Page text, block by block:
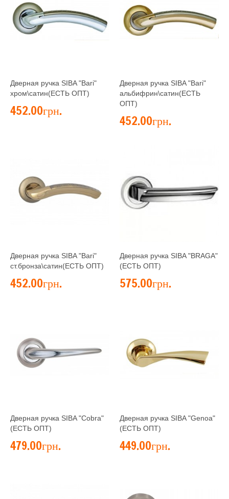
Дверная ручка SIBA "Bari"
хром\сатин(ЕСТЬ ОПТ)
452.00грн.
Дверная ручка SIBA "Bari"
альбифрин\сатин(ЕСТЬ
ОПТ)
452.00грн.
Дверная ручка SIBA "Bari"
ст.бронза\сатин(ЕСТЬ ОПТ)
452.00грн.
Дверная ручка SIBA "BRAGA"
(ЕСТЬ ОПТ)
575.00грн.
Дверная ручка SIBA "Cobra"
(ЕСТЬ ОПТ)
479.00грн.
Дверная ручка SIBA "Genoa"
(ЕСТЬ ОПТ)
449.00грн.